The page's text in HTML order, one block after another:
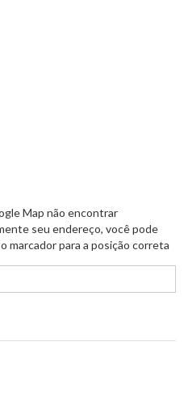
Map não encontrar
seu endereço, você pode
marcador para a posição correta